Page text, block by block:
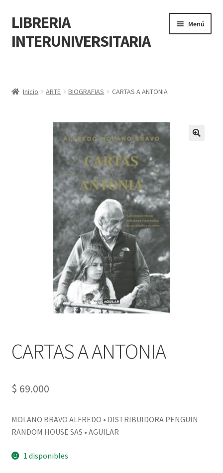
LIBRERIA
INTERUNIVERSITARIA
Menú
Carrito
Finalizar compra
Resumen de compra
POLÍTICA DE MANEJO DE INFORMACIÓN Y DATOS
PERSONALES DE CORPORACIÓN INTERUNIVERSITARIA DE
QUIÉNES SOMOS
Inicio ARTE BIOGRAFIAS CARTAS A ANTONIA
CARTAS A ANTONIA
$ 69.000
MOLANO BRAVO ALFREDO • DISTRIBUIDORA PENGUIN
RANDOM HOUSE SAS • AGUILAR
1 disponibles